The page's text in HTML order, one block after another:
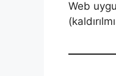
Web